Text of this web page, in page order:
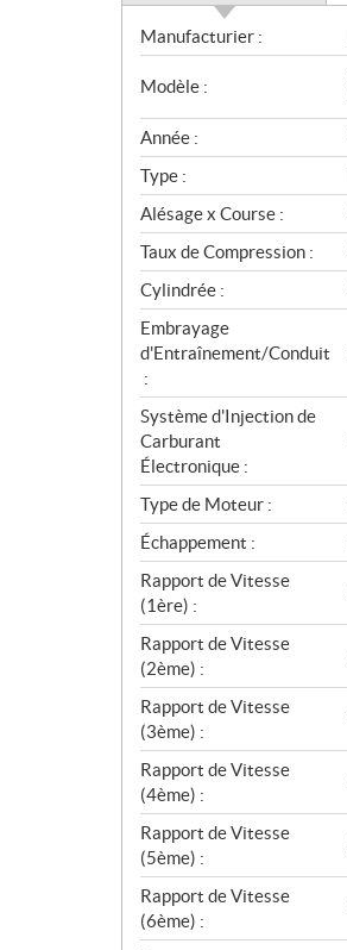
S
p
é
c
i
f
i
c
a
t
i
o
n
s
Manufacturier :
Modèle :
Année :
Type :
Alésage x Course :
Taux de Compression :
Cylindrée :
Embrayage
d'Entraînement/Conduit
:
Système d'Injection de
Carburant
Électronique :
Type de Moteur :
Échappement :
Rapport de Vitesse
(1ère) :
Rapport de Vitesse
(2ème) :
Rapport de Vitesse
(3ème) :
Rapport de Vitesse
(4ème) :
Rapport de Vitesse
(5ème) :
Rapport de Vitesse
(6ème) :